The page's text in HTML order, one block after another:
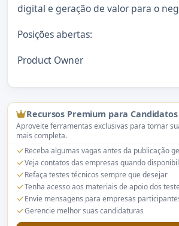
digital e geração de valor para o
Posições abertas:
Product Owner
Recursos Premium para Candidatos
Aproveite ferramentas exclusivas para tornar
mais completa.
Receba algumas vagas antes da publicação
Veja contatos das empresas quando
Refaça testes técnicos sempre que desejar
Tenha acesso aos materiais de apoio dos
Envie mensagens para empresas
Gerencie melhor suas candidaturas